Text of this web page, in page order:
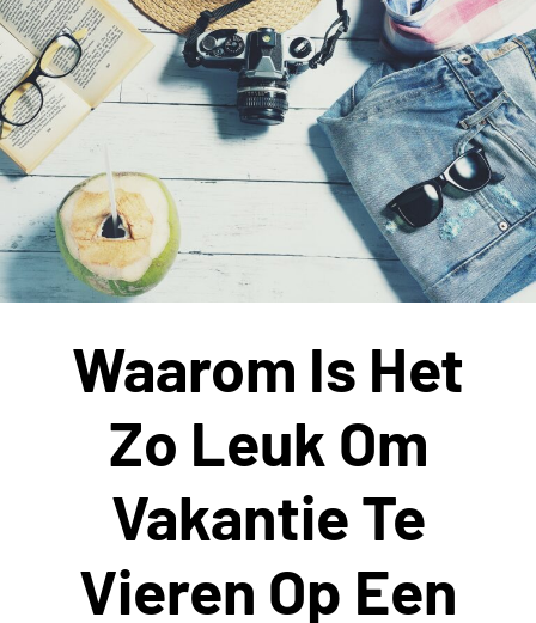
telefoonhoesjes
Waarom Is Het
Zo Leuk Om
Vakantie Te
Vieren Op Een